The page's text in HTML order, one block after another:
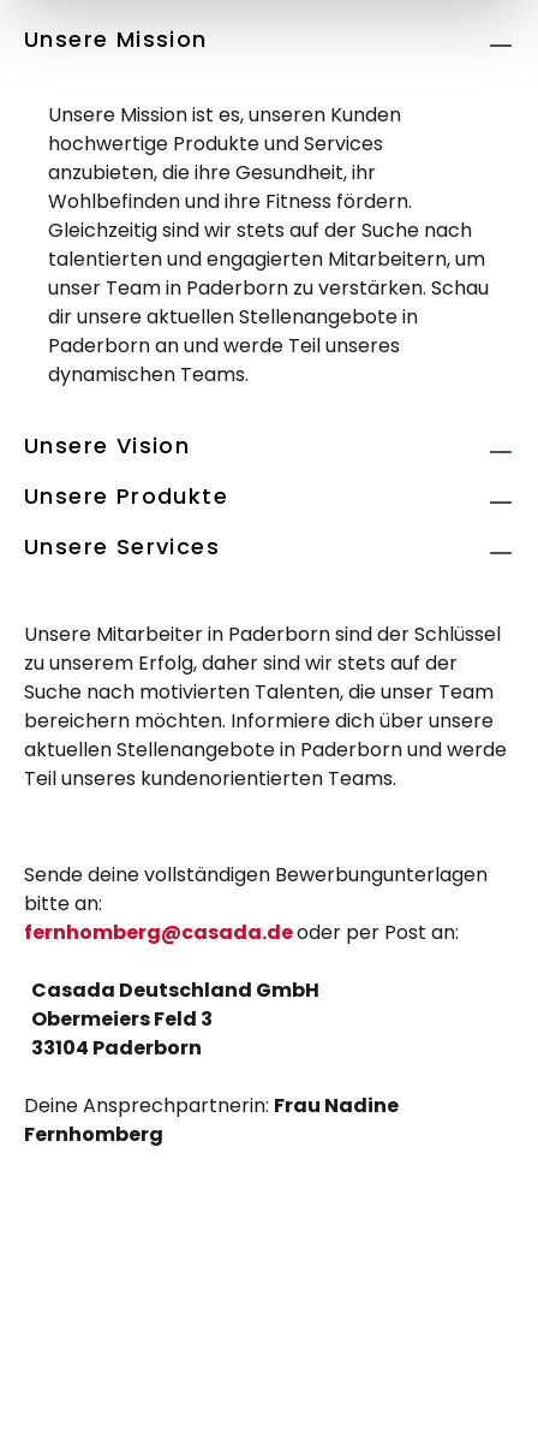
Unsere Mission
Unsere Mission ist es, unseren Kunden
hochwertige Produkte und Services
anzubieten, die ihre Gesundheit, ihr
Wohlbefinden und ihre Fitness fördern.
Gleichzeitig sind wir stets auf der Suche nach
talentierten und engagierten Mitarbeitern, um
unser Team in Paderborn zu verstärken. Schau
dir unsere aktuellen Stellenangebote in
Paderborn an und werde Teil unseres
dynamischen Teams.
Unsere Vision
Unsere Produkte
Unsere Services
Unsere Mitarbeiter in Paderborn sind der Schlüssel
zu unserem Erfolg, daher sind wir stets auf der
Suche nach motivierten Talenten, die unser Team
bereichern möchten. Informiere dich über unsere
aktuellen Stellenangebote in Paderborn und werde
Teil unseres kundenorientierten Teams.
Sende deine vollständigen Bewerbungunterlagen
bitte an:
fernhomberg@casada.deoder per Post an:
Casada Deutschland GmbH
Obermeiers Feld 3
33104 Paderborn
Deine Ansprechpartnerin: Frau Nadine
Fernhomberg